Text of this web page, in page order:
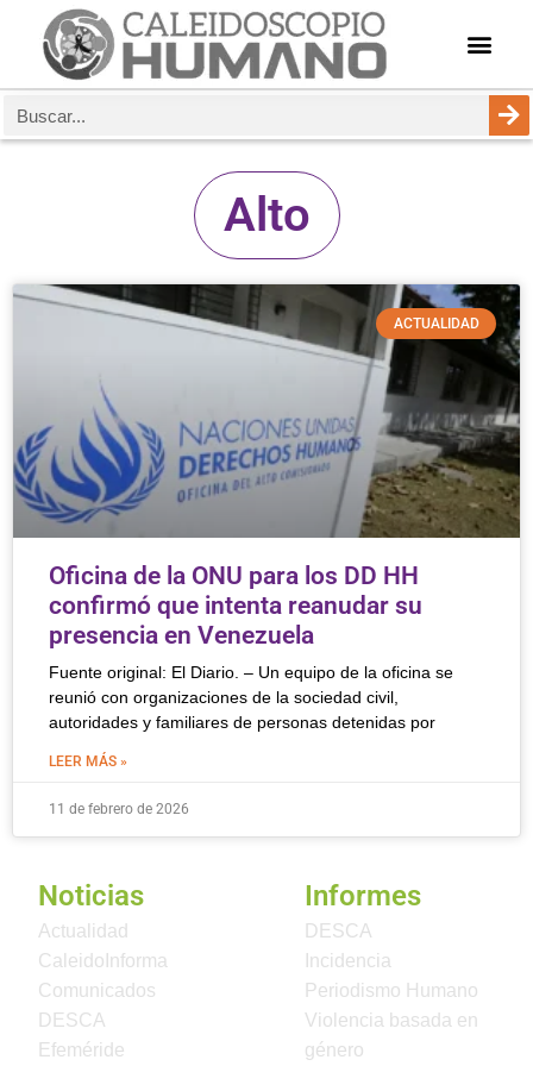
Alto
ACTUALIDAD
Oficina de la ONU para los DD HH
confirmó que intenta reanudar su
presencia en Venezuela
Fuente original: El Diario. – Un equipo de la oficina se
reunió con organizaciones de la sociedad civil,
autoridades y familiares de personas detenidas por
LEER MÁS »
11 de febrero de 2026
Noticias
Actualidad
CaleidoInforma
Comunicados
DESCA
Efeméride
Informes
DESCA
Incidencia
Periodismo Humano
Violencia basada en
género